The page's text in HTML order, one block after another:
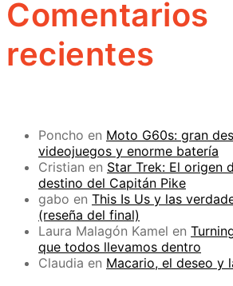
Comentarios
recientes
Poncho en Moto G60s: gran
videojuegos y enorme batería
Cristian en Star Trek: El origen
destino del Capitán Pike
gabo en This Is Us y las
(reseña del final)
Laura Malagón Kamel en
que todos llevamos dentro
Claudia en Macario, el deseo y